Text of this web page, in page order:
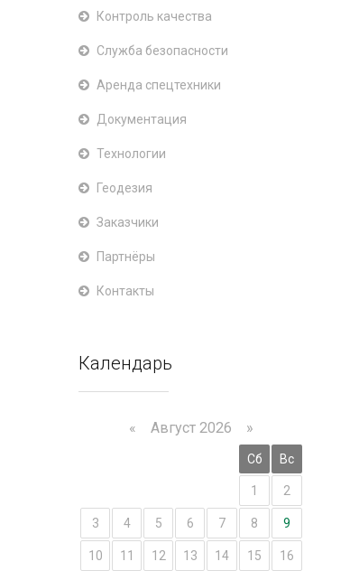
Контроль качества
Служба безопасности
Аренда спецтехники
Документация
Технологии
Геодезия
Заказчики
Партнёры
Контакты
Календарь
« Август 2026 »
Сб Вс
1 2
3 4 5 6 7 8 9
10 11 12 13 14 15 16